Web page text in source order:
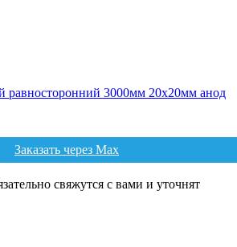
равносторонний 3000мм 20х20мм анод
Заказать через Max
свяжутся с вами и уточнят